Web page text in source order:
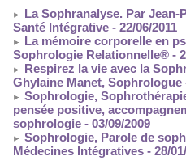
La Sophranalyse. Par
Santé Intégrative - 22/06/2011
La mémoire corporelle en
Sophrologie Relationnelle® -
Respirez la vie avec la
Ghylaine Manet, Sophrologue
Sophrologie,
pensée positive,
sophrologie - 03/09/2009
Sophrologie, Parole de
Médecines Intégratives - 28/